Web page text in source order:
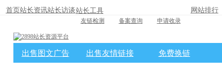
首页 站长资讯站长访谈站长工具
友链检测 备案查询 申请收录
网站排行
出售图文广告 出售友情链接 免费换链